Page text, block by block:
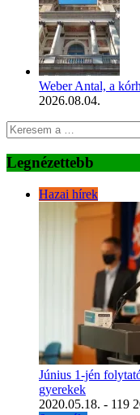
Weber Antal, a
2026.08.04.
Legnézettebb
Hazai hírek
Június 1-jén
gyerekek
2020.05.18. - 119